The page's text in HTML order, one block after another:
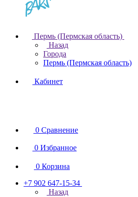
Пермь (Пермская область)
Назад
Города
Пермь (Пермская область)
Кабинет
0 Сравнение
0 Избранное
0 Корзина
+7 902 647-15-34
Назад